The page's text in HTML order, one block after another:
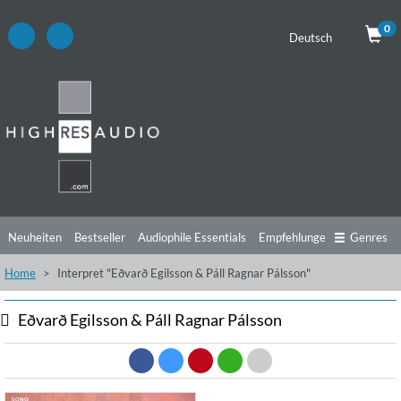
Deutsch
0
Neuheiten Bestseller Audiophile Essentials Empfehlungen
Hörtipps Top Alben Angebote Preorder Vorschau
Videos
Genres
Home Interpret "Eðvarð Egilsson & Páll Ragnar Pálsson"
Eðvarð Egilsson & Páll Ragnar Pálsson